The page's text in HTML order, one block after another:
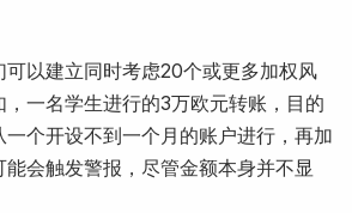
以建立同时考虑20个或更多加权风
一名学生进行的3万欧元转账，目的
个开设不到一个月的账户进行，再加
能会触发警报，尽管金额本身并不显